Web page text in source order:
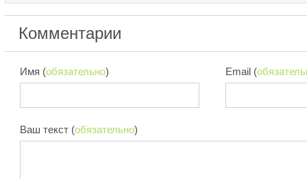
Комментарии
Имя (обязательно) Email (
Ваш текст (обязательно)